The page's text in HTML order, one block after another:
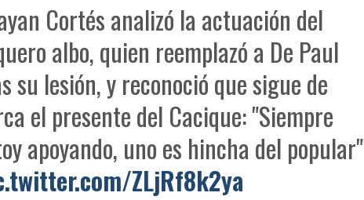
Cortés analizó la actuación del
albo, quien reemplazó a De Paul
su lesión, y reconoció que sigue de
el presente del Cacique: "Siempre
apoyando, uno es hincha del popular"
ZLjRf8k2ya